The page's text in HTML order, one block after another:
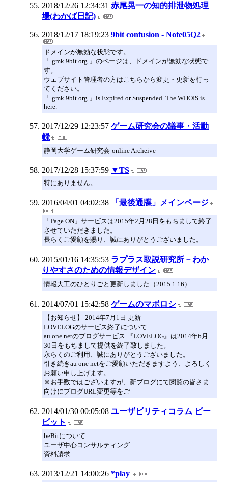
2018/12/26 12:34:31 赤尾晃一の知的排泄物処理
場(わかば日記)
2018/12/17 18:19:23 9bit confusion - Note05Q2
ドメインが無効な状態です。
「 gmk.9bit.org 」のページは、ドメインが無効な状態で
す。
ウェブサイト管理者の方はこちらから変更・更新を行っ
てください。
「 gmk.9bit.org 」is Expired or Suspended. The WHOIS is
here.
2017/12/29 12:23:57 ゲーム研究会の議事・活動
録
静岡大学ゲーム研究会-online Archeive-
2017/12/28 15:37:59 ▼TS
特にありません。
2016/04/01 04:02:38 「最後通牒」メインページ
「Page ON」サービスは2015年2月28日をもちまして終了
させていただきました。
長らくご愛顧を賜り、誠にありがとうございました。
2015/01/16 14:35:53 ラプラス取説研究所－わか
りやすさのための情報デザイン
情報大工のひとりごと更新しました（2015.1.16）
2014/07/01 15:42:58 ゲームのマボロシ
【お知らせ】 2014年7月1日 更新
LOVELOGのサービス終了について
au one netのブログサービス 『LOVELOG』は2014年6月
30日をもちまして提供を終了致しました。
永らくのご利用、誠にありがとうございました。
引き続きau one netをご愛顧いただきますよう、よろしく
お願い申し上げます。
※お手数ではございますが、新ブログにて閲覧の皆さま
向けにブログURL変更等をご
2014/01/30 00:05:08 ユーザビリティコラム ビー
ビット
beBitについて
ユーザ中心コンサルティング
資料請求
2013/12/21 14:00:26 *play